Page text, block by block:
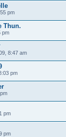
pm
Thun.
pm
8:47 am
pm
pm
pm